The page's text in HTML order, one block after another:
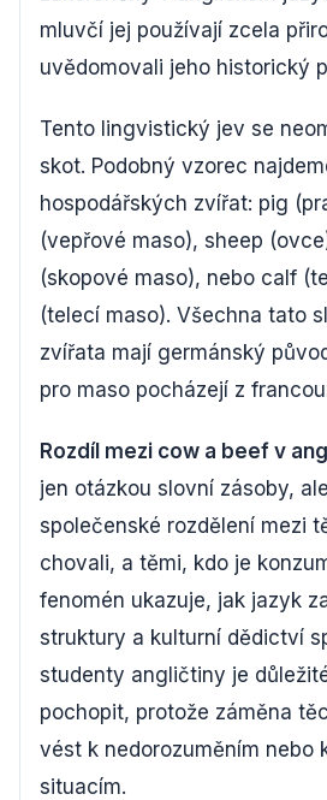
mluvčí jej používají zcela
uvědomovali jeho historický
Tento lingvistický jev se
skot. Podobný vzorec
hospodářských zvířat: pig
(vepřové maso), sheep
(skopové maso), nebo calf
(telecí maso). Všechna tato
zvířata mají germánský
pro maso pocházejí z
Rozdíl mezi cow a beef v
jen otázkou slovní zásoby,
společenské rozdělení mezi
chovali, a těmi, kdo je
fenomén ukazuje, jak jazyk
struktury a kulturní dědictví
studenty angličtiny je
pochopit, protože záměna
vést k nedorozuměním nebo
situacím.